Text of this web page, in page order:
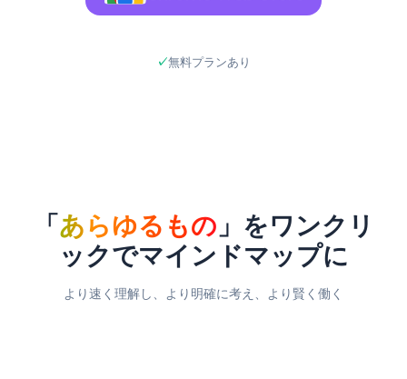
無料プランあり
「あらゆるもの 」をワンクリ
ックでマインドマップに
より速く理解し、より明確に考え、より賢く働く